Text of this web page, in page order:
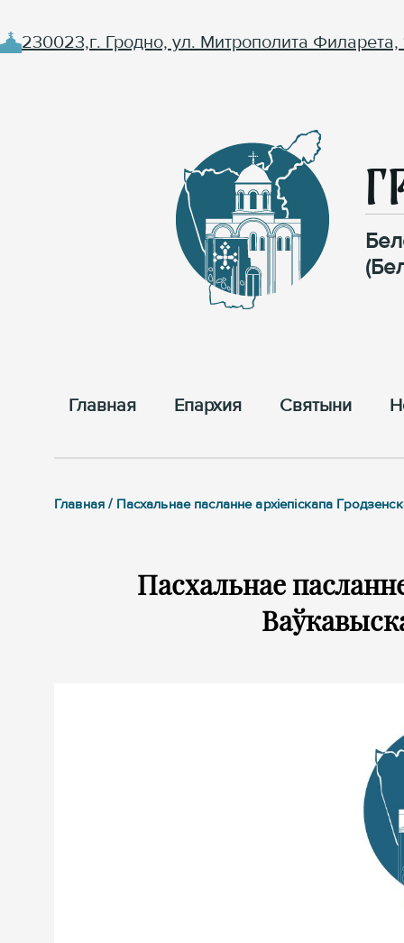
230023,г. Гродно, ул. Митрополита Филарета,
Главная Епархия Cвятыни
Главная / Пасхальнае пасланне архіепіскапа
Пасхальнае